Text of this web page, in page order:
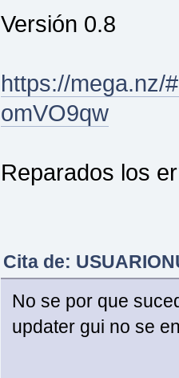
Versión 0.8
https://mega.nz/
omVO9qw
Reparados los
Cita de:
No se por que
updater gui no se